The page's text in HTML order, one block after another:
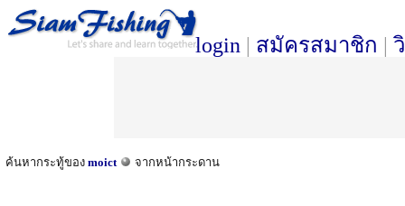
login | สมัครสมาชิก |
ค้นหากระทู้ของ moict จากหน้ากระดาน